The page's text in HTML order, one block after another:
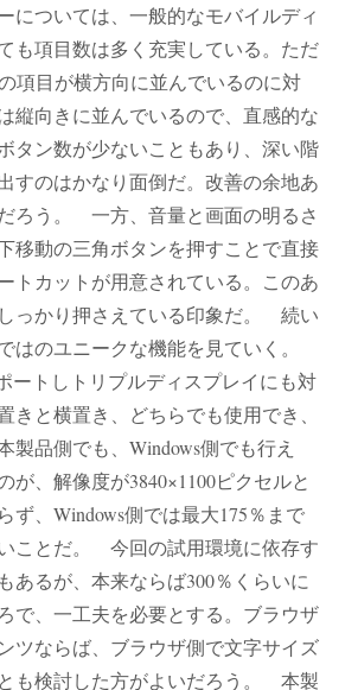
ついては、一般的なモバイルディ
も項目数は多く充実している。ただ
項目が横方向に並んでいるのに対
縦向きに並んでいるので、直感的な
タン数が少ないこともあり、深い階
すのはかなり面倒だ。改善の余地あ
ろう。 一方、音量と画面の明るさ
移動の三角ボタンを押すことで直接
トカットが用意されている。このあ
っかり押さえている印象だ。 続い
はのユニークな機能を見ていく。
ートしトリプルディスプレイにも対
と横置き、どちらでも使用でき、
製品側でも、Windows側でも行え
が、解像度が3840×1100ピクセルと
ず、Windows側では最大175％まで
ことだ。 今回の試用環境に依存す
あるが、本来ならば300％くらいに
で、一工夫を必要とする。ブラウザ
ツならば、ブラウザ側で文字サイズ
も検討した方がよいだろう。 本製